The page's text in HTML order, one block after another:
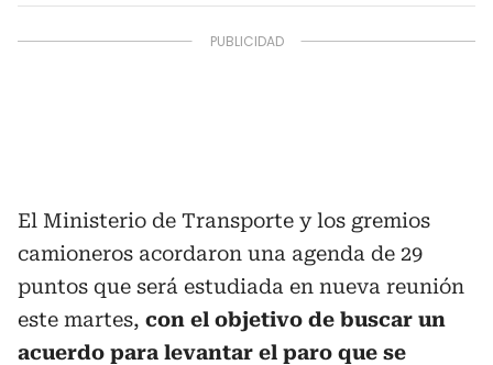
El Ministerio de Transporte y los gremios
camioneros acordaron una agenda de 29
puntos que será estudiada en nueva reunión
este martes, con el objetivo de buscar un
acuerdo para levantar el paro que se